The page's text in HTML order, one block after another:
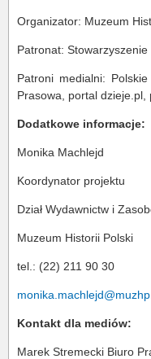
Organizator: Muzeum
Patronat: Stowarzyszenie
Patroni medialni:
Prasowa, portal dzieje.pl,
Dodatkowe informacje:
Monika Machlejd
Koordynator projektu
Dział Wydawnictw i
Muzeum Historii Polski
tel.: (22) 211 90 30
Kontakt dla mediów:
Marek Stremecki Biuro